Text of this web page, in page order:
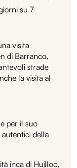
su 7
visita
di Barranco,
strade
la visita al
per il suo
della
inca di Huilloc,